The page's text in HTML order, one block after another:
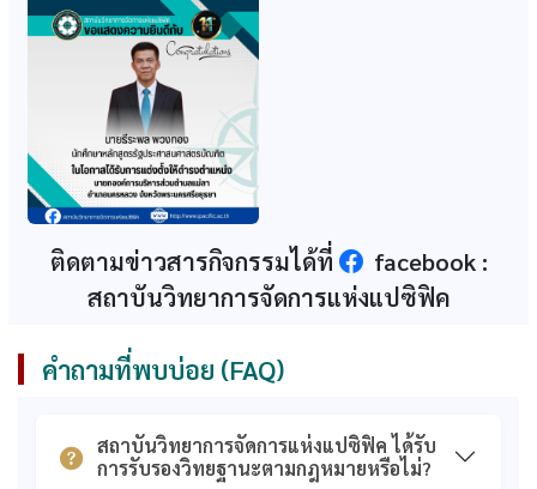
รัฐประศาสนศาสตร์
(ปรับปรุง 64-65)
ก.พ. รับรองปริญญา
หลักสูตรศึกษาศาสตร
มหาบัณฑิต (หลักสูตร
ใหม่ 2560)
ส.ก.อ. รับทราบอนุมัติ
มหาบัณฑิต (2560)
เที่ยวและการโรงแรม
ก.พ. รับรองคุณวุฒิ
มหาบัณฑิต
เอกสารการรับรอง
ส.ก.อ. (รวม)
เอกชน
ติดตามข่าวสารกิจกรรมได้ที่
facebook :
สถาบันวิทยาการจัดการแห่งแปซิฟิค
คำถามที่พบบ่อย (FAQ)
สถาบันวิทยาการจัดการแห่งแปซิฟิค ได้รับ
การรับรองวิทยฐานะตามกฎหมายหรือไม่?